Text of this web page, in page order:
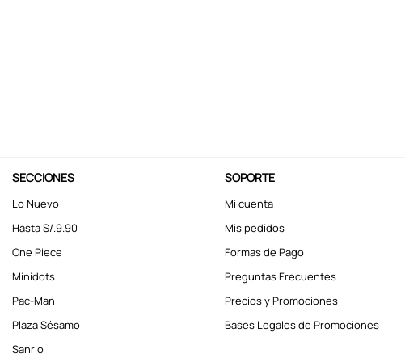
SECCIONES
Lo Nuevo
Hasta S/.9.90
One Piece
Minidots
Pac-Man
Plaza Sésamo
Sanrio
SOPORTE
Mi cuenta
Mis pedidos
Formas de Pago
Preguntas Frecuentes
Precios y Promociones
Bases Legales de Promociones